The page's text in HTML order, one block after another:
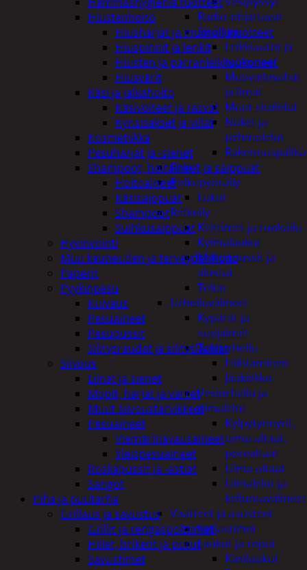
Radio-ohjattavat
Sisälelut
Leikkiautot ja
työkoneet
Muovailuvahat
ja limat
Muut sisälelut
Nuket ja
pehmolelut
Pelit
Polkupyöräily
Lukot
Retkeily
Keittimet ja ruokailu
Kylmälaukut
Makuupussit ja
alustat
Teltat
Urheiluvälineet
Kypärät ja
suojaimet
Talviurheilu
Hiihtäminen
Jääkiekko
Vesiurheilu ja
uimalelut
Kylpytynnyrit,
uima-altaat,
porealtaat
Uima-altaat
Uimalelut ja
kelluntavälineet
Vaatteet ja asusteet
Heijastimet
Laukut ja reput
Käsilaukut
Hiustenhoito
Hiusharjat ja muotoilutuotteet
Hiuspinnit ja lenkit
Hiusten ja parranleikkuukoneet
Hiusvärit
Käsi ja jalkahoito
Käsivoiteet ja rasvat
Kynsisakset ja viilat
Kosmetiikka
Pesuharjat ja -sienet
Shampoot, hoitaineet ja saippuat
Hoitoaineet
Käsisaippuat
Shampoot
Suihkusaippuat
Hyvinvointi
Muu kauneuden ja terveydenhoito
Paperit
Pyykinpesu
Kuivaus
Pesuaineet
Pesupussit
Silitysraudat ja silityslaudat
Siivous
Liinat ja sienet
Mopit, harjat ja varret
Muut siivoustarvikkeet
Pesuaineet
Viemärinavausaineet
Yleispesuaineet
Roskapussit ja -astiat
Sangot
Piha ja puutarha
Grillaus ja savustus
Grillit ja rengaspolttimet
Hiilet, briketit ja purut
Savustimet